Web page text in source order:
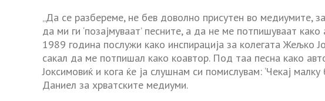
„Да се ​​разбереме, не бев доволно присутен во медиумите,
да ми ги ‘позајмуваат’ песните, а да не ме потпишуваат
1989 година послужи како инспирација за колегата Жељко
сакал да ме потпишал како коавтор. Под таа песна како
Јоксимовиќ и кога ќе ја слушнам си помислувам: ‘Чекај малку
Даниел за хрватските медиуми.